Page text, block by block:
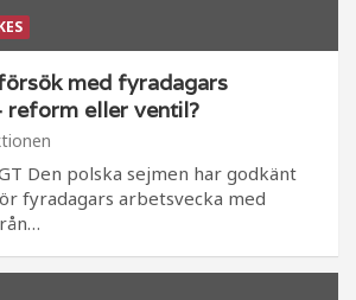
med fyradagars
reform eller ventil?
Den polska sejmen har godkänt
fyradagars arbetsvecka med